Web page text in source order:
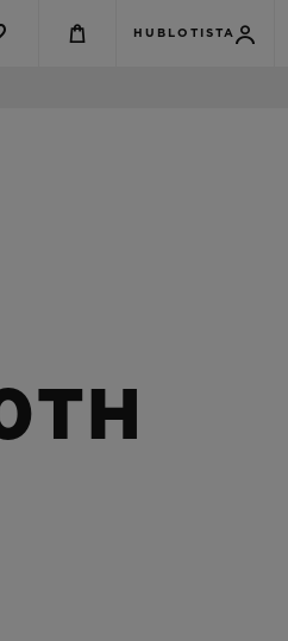
HUBLOTISTA